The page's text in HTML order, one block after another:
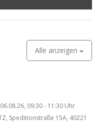
Alle anzeigen
09:30 - 11:30 Uhr
Speditionstraße 15A, 40221